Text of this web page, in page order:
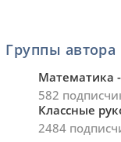
Группы автора
Математика
582
Классные
2484